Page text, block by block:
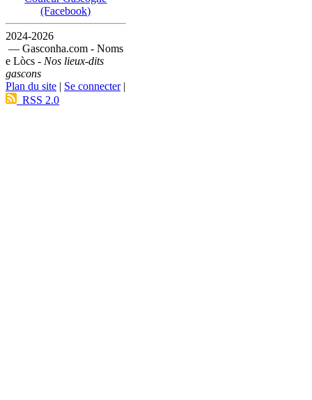
(Facebook)
2024-2026
— Gasconha.com - Noms
e Lòcs - Nos lieux-dits
gascons
Plan du site | Se connecter|
RSS 2.0